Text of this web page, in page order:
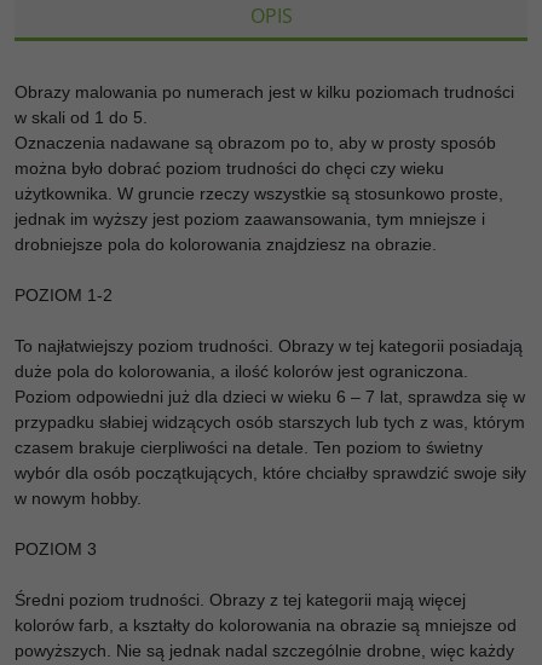
OPIS
Obrazy malowania po numerach jest w kilku poziomach trudności
w skali od 1 do 5.
Oznaczenia nadawane są obrazom po to, aby w prosty sposób
można było dobrać poziom trudności do chęci czy wieku
użytkownika. W gruncie rzeczy wszystkie są stosunkowo proste,
jednak im wyższy jest poziom zaawansowania, tym mniejsze i
drobniejsze pola do kolorowania znajdziesz na obrazie.
POZIOM 1-2
To najłatwiejszy poziom trudności. Obrazy w tej kategorii posiadają
duże pola do kolorowania, a ilość kolorów jest ograniczona.
Poziom odpowiedni już dla dzieci w wieku 6 – 7 lat, sprawdza się w
przypadku słabiej widzących osób starszych lub tych z was, którym
czasem brakuje cierpliwości na detale. Ten poziom to świetny
wybór dla osób początkujących, które chciałby sprawdzić swoje siły
w nowym hobby.
POZIOM 3
Średni poziom trudności. Obrazy z tej kategorii mają więcej
kolorów farb, a kształty do kolorowania na obrazie są mniejsze od
powyższych. Nie są jednak nadal szczególnie drobne, więc każdy